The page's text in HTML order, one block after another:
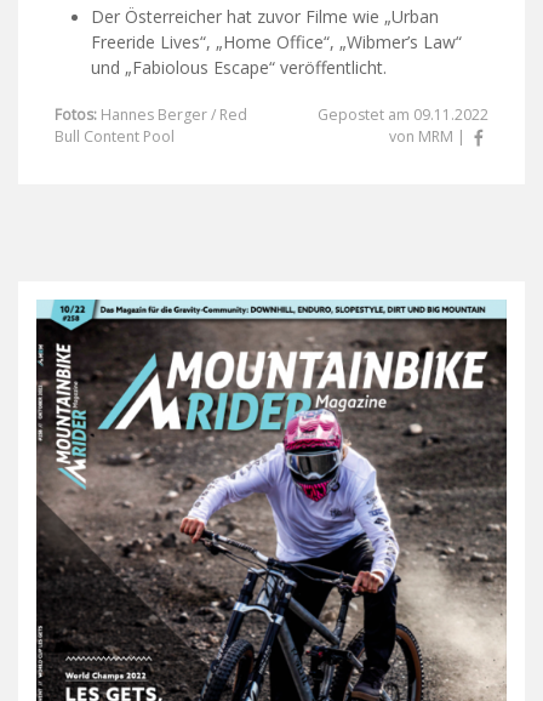
Der Österreicher hat zuvor Filme wie „Urban
Freeride Lives“, „Home Office“, „Wibmer’s Law“
und „Fabiolous Escape“ veröffentlicht.
Fotos: Hannes Berger / Red
Bull Content Pool
Gepostet am 09.11.2022
von MRM |